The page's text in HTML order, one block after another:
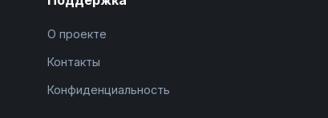
О проекте
Контакты
Конфиденциальность